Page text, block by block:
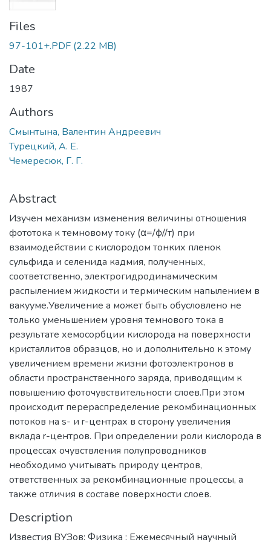
Files
97-101+.PDF (2.22 MB)
Date
1987
Authors
Смынтына, Валентин Андреевич
Турецкий, А. Е.
Чемересюк, Г. Г.
Abstract
Изучен механизм изменения величины отношения
фототока к темновому току (α=/ϕ//т) при
взаимодействии с кислородом тонких пленок
сульфида и селенида кадмия, полученных,
соответственно, электрогидродинамическим
распылением жидкости и термическим напылением в
вакууме.Увеличение а может быть обусловлено не
только уменьшением уровня темнового тока в
результате хемосорбции кислорода на поверхности
кристаллитов образцов, но и дополнительно к этому
увеличением времени жизни фотоэлектронов в
области пространственного заряда, приводящим к
повышению фоточувствительности слоев.При этом
происходит перераспределение рекомбинационных
потоков на s- и r-центрах в сторону увеличения
вклада r-центров. При определении роли кислорода в
процессах очувствления полупроводников
необходимо учитывать природу центров,
ответственных за рекомбинационные процессы, а
также отличия в составе поверхности слоев.
Description
Известия ВУЗов: Физика : Ежемесячный научный